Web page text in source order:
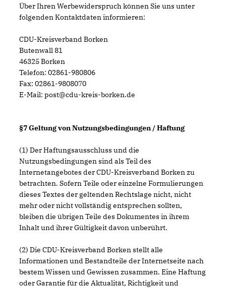
Über Ihren Werbewiderspruch können Sie uns unter
folgenden Kontaktdaten informieren:
CDU-Kreisverband Borken
Butenwall 81
46325 Borken
Telefon: 02861-980806
Fax: 02861-9808070
E-Mail: post@cdu-kreis-borken.de
§7 Geltung von Nutzungsbedingungen / Haftung
(1) Der Haftungsausschluss und die
Nutzungsbedingungen sind als Teil des
Internetangebotes der CDU-Kreisverband Borken zu
betrachten. Sofern Teile oder einzelne Formulierungen
dieses Textes der geltenden Rechtslage nicht, nicht
mehr oder nicht vollständig entsprechen sollten,
bleiben die übrigen Teile des Dokumentes in ihrem
Inhalt und ihrer Gültigkeit davon unberührt.
(2) Die CDU-Kreisverband Borken stellt alle
Informationen und Bestandteile der Internetseite nach
bestem Wissen und Gewissen zusammen. Eine Haftung
oder Garantie für die Aktualität, Richtigkeit und